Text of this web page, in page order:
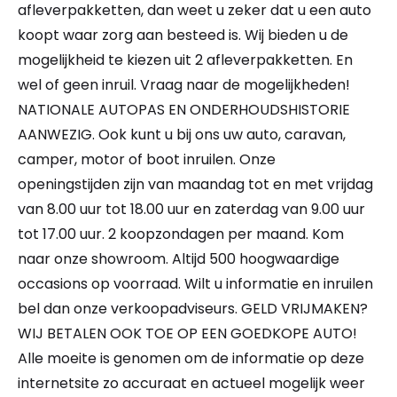
afleverpakketten, dan weet u zeker dat u een auto
koopt waar zorg aan besteed is. Wij bieden u de
mogelijkheid te kiezen uit 2 afleverpakketten. En
wel of geen inruil. Vraag naar de mogelijkheden!
NATIONALE AUTOPAS EN ONDERHOUDSHISTORIE
AANWEZIG. Ook kunt u bij ons uw auto, caravan,
camper, motor of boot inruilen. Onze
openingstijden zijn van maandag tot en met vrijdag
van 8.00 uur tot 18.00 uur en zaterdag van 9.00 uur
tot 17.00 uur. 2 koopzondagen per maand. Kom
naar onze showroom. Altijd 500 hoogwaardige
occasions op voorraad. Wilt u informatie en inruilen
bel dan onze verkoopadviseurs. GELD VRIJMAKEN?
WIJ BETALEN OOK TOE OP EEN GOEDKOPE AUTO!
Alle moeite is genomen om de informatie op deze
internetsite zo accuraat en actueel mogelijk weer